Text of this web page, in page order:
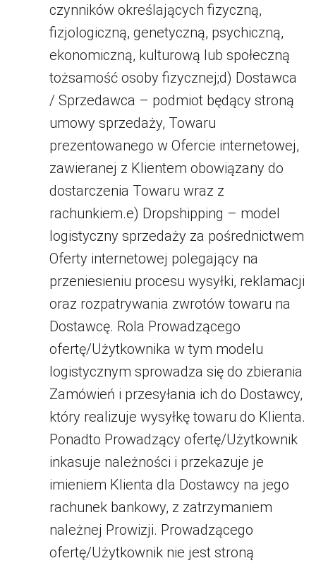
czynników określających fizyczną,
fizjologiczną, genetyczną, psychiczną,
ekonomiczną, kulturową lub społeczną
tożsamość osoby fizycznej;d) Dostawca
/ Sprzedawca – podmiot będący stroną
umowy sprzedaży, Towaru
prezentowanego w Ofercie internetowej,
zawieranej z Klientem obowiązany do
dostarczenia Towaru wraz z
rachunkiem.e) Dropshipping – model
logistyczny sprzedaży za pośrednictwem
Oferty internetowej polegający na
przeniesieniu procesu wysyłki, reklamacji
oraz rozpatrywania zwrotów towaru na
Dostawcę. Rola Prowadzącego
ofertę/Użytkownika w tym modelu
logistycznym sprowadza się do zbierania
Zamówień i przesyłania ich do Dostawcy,
który realizuje wysyłkę towaru do Klienta.
Ponadto Prowadzący ofertę/Użytkownik
inkasuje należności i przekazuje je
imieniem Klienta dla Dostawcy na jego
rachunek bankowy, z zatrzymaniem
należnej Prowizji. Prowadzącego
ofertę/Użytkownik nie jest stroną